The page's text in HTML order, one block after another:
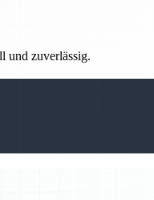
und zuverlässig.